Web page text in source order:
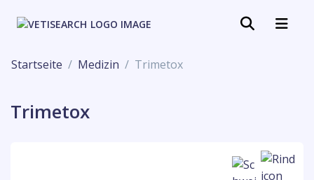
Startseite Medizin Trimetox
Trimetox